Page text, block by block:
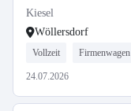
Kiesel
Wöllersdorf
Vollzeit Firmenwagen
24.07.2026